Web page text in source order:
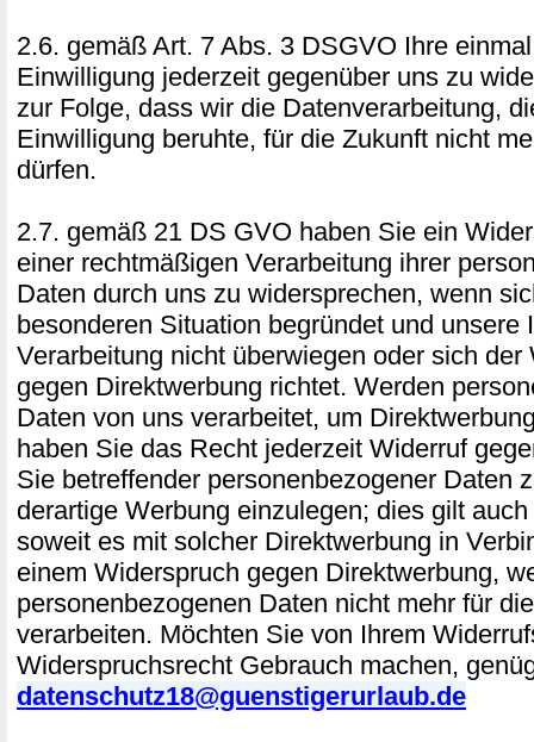
2.6. gemäß Art. 7 Abs. 3 DSGVO Ihre
Einwilligung jederzeit gegenüber uns zu
zur Folge, dass wir die Datenverarbeitung,
Einwilligung beruhte, für die Zukunft nicht
dürfen.
2.7. gemäß 21 DS GVO haben Sie ein
einer rechtmäßigen Verarbeitung ihrer
Daten durch uns zu widersprechen, wenn
besonderen Situation begründet und unsere
Verarbeitung nicht überwiegen oder sich der
gegen Direktwerbung richtet. Werden
Daten von uns verarbeitet, um
haben Sie das Recht jederzeit Widerruf
Sie betreffender personenbezogener Daten
derartige Werbung einzulegen; dies gilt
soweit es mit solcher Direktwerbung in
einem Widerspruch gegen Direktwerbung,
personenbezogenen Daten nicht mehr für
verarbeiten. Möchten Sie von Ihrem
Widerspruchsrecht Gebrauch machen,
datenschutz18@guenstigerurlaub.de